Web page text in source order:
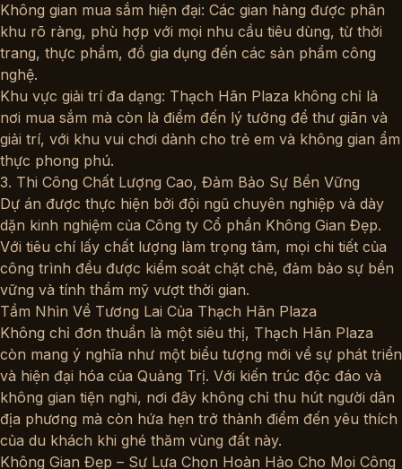
Không gian mua sắm hiện đại: Các gian hàng được phân
khu rõ ràng, phù hợp với mọi nhu cầu tiêu dùng, từ thời
trang, thực phẩm, đồ gia dụng đến các sản phẩm công
nghệ.
Khu vực giải trí đa dạng: Thạch Hãn Plaza không chỉ là
nơi mua sắm mà còn là điểm đến lý tưởng để thư giãn và
giải trí, với khu vui chơi dành cho trẻ em và không gian ẩm
thực phong phú.
3. Thi Công Chất Lượng Cao, Đảm Bảo Sự Bền Vững
Dự án được thực hiện bởi đội ngũ chuyên nghiệp và dày
dặn kinh nghiệm của Công ty Cổ phần Không Gian Đẹp.
Với tiêu chí lấy chất lượng làm trọng tâm, mọi chi tiết của
công trình đều được kiểm soát chặt chẽ, đảm bảo sự bền
vững và tính thẩm mỹ vượt thời gian.
Tầm Nhìn Về Tương Lai Của Thạch Hãn Plaza
Không chỉ đơn thuần là một siêu thị, Thạch Hãn Plaza
còn mang ý nghĩa như một biểu tượng mới về sự phát triển
và hiện đại hóa của Quảng Trị. Với kiến trúc độc đáo và
không gian tiện nghi, nơi đây không chỉ thu hút người dân
địa phương mà còn hứa hẹn trở thành điểm đến yêu thích
của du khách khi ghé thăm vùng đất này.
Không Gian Đẹp – Sự Lựa Chọn Hoàn Hảo Cho Mọi Công